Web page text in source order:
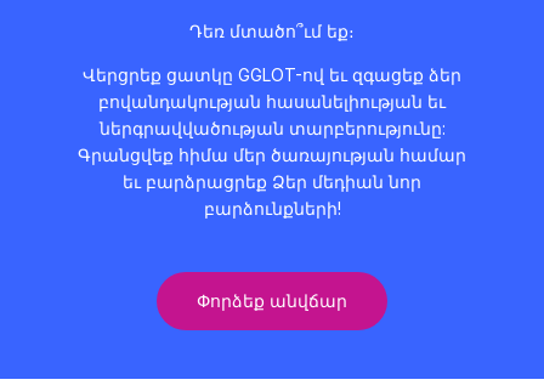
Դեռ մտածո՞ւմ եք։
Վերցրեք ցատկը GGLOT-ով եւ զգացեք ձեր
բովանդակության հասանելիության եւ
ներգրավվածության տարբերությունը:
Գրանցվեք հիմա մեր ծառայության համար
եւ բարձրացրեք Ձեր մեդիան նոր
բարձունքների!
Փորձեք անվճար